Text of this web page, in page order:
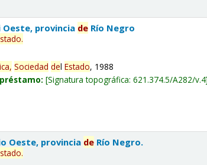
provincia de Río Negro
.
Sociedad delEstado, 1988
Signatura topográfica:621.374.5/A282/v.4
Oeste, provincia de Río Negro.
.